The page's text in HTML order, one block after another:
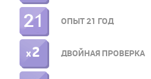
ОПЫТ 21 ГОД
ДВОЙНАЯ ПРОВЕРКА